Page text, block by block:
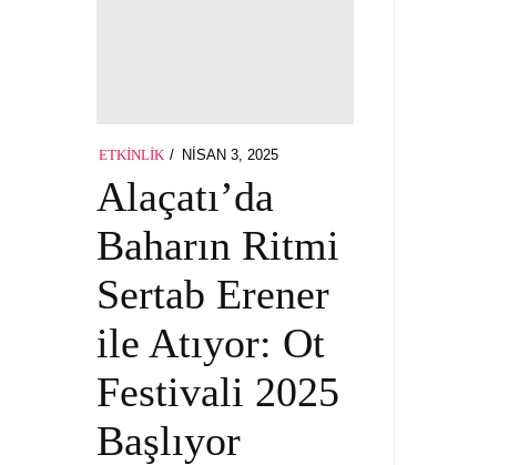
ETKINLIK
POSTED
NISAN 3, 2025
Alaçatı’da
Baharın Ritmi
Sertab Erener
ile Atıyor: Ot
Festivali 2025
Başlıyor